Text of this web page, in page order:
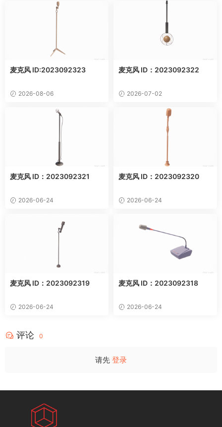
麦克风 ID:2023092323
2026-08-06
麦克风 ID：2023092322
2026-07-02
麦克风 ID：2023092321
2026-06-24
麦克风 ID：2023092320
2026-06-24
麦克风 ID：2023092319
2026-06-24
麦克风 ID：2023092318
2026-06-24
评论 0
请先 登录